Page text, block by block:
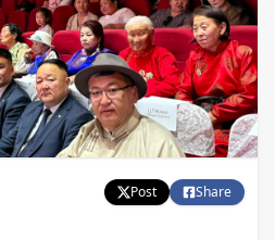
Post
Share